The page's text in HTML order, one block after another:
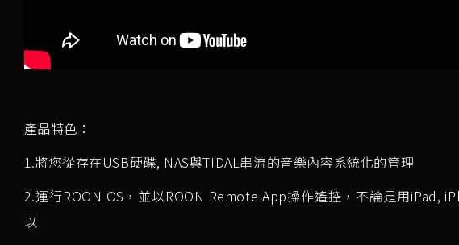
產品特色：
1.將您從存在USB硬碟, NAS與TIDAL串流的音樂內容系統化的管理
2.運行ROON OS，並以ROON Remote App操作遙控，不論是用iPad,
以